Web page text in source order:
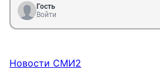
Гость
Войти
Новости СМИ2